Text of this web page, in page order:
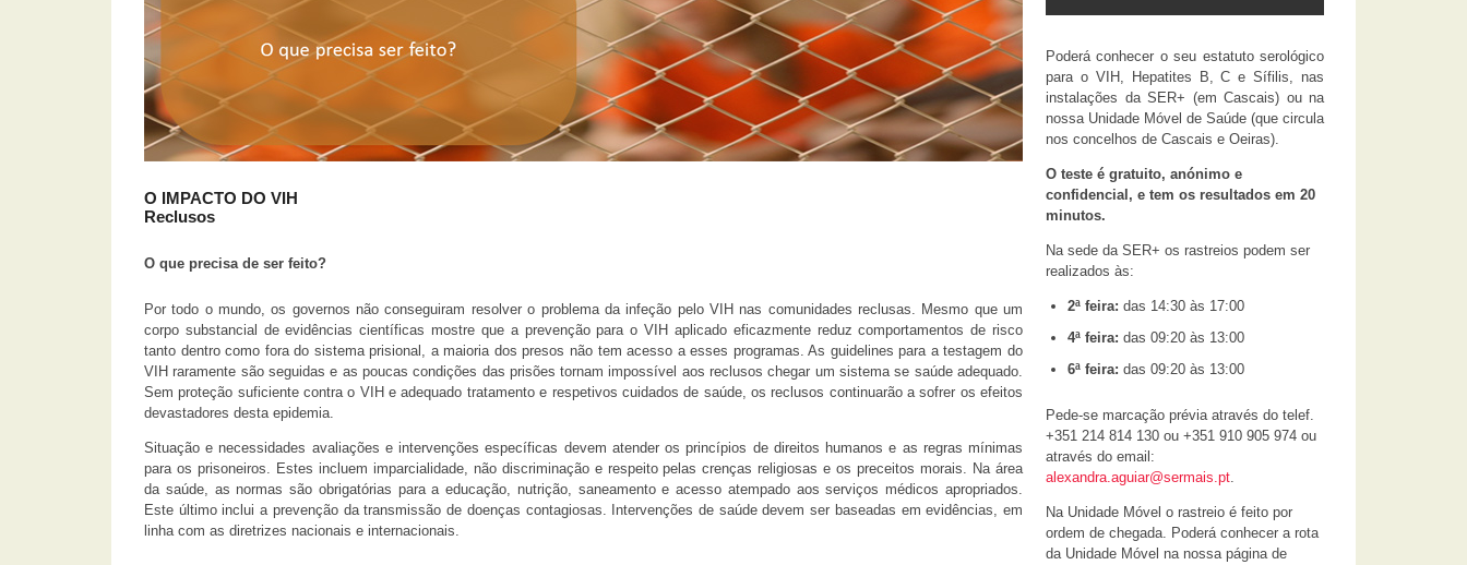
O IMPACTO DO VIH
Reclusos
O que precisa de ser feito?
Por todo o mundo, os governos não conseguiram resolver o problema da infeção pelo VIH nas comunidades reclusas. Mesmo que um
corpo substancial de evidências científicas mostre que a prevenção para o VIH aplicado eficazmente reduz comportamentos de risco
tanto dentro como fora do sistema prisional, a maioria dos presos não tem acesso a esses programas. As guidelines para a testagem do
VIH raramente são seguidas e as poucas condições das prisões tornam impossível aos reclusos chegar um sistema se saúde adequado.
Sem proteção suficiente contra o VIH e adequado tratamento e respetivos cuidados de saúde, os reclusos continuarão a sofrer os efeitos
devastadores desta epidemia.
Situação e necessidades avaliações e intervenções específicas devem atender os princípios de direitos humanos e as regras mínimas
para os prisoneiros. Estes incluem imparcialidade, não discriminação e respeito pelas crenças religiosas e os preceitos morais. Na área
da saúde, as normas são obrigatórias para a educação, nutrição, saneamento e acesso atempado aos serviços médicos apropriados.
Este último inclui a prevenção da transmissão de doenças contagiosas. Intervenções de saúde devem ser baseadas em evidências, em
linha com as diretrizes nacionais e internacionais.
Poderá conhecer o seu estatuto serológico
para o VIH, Hepatites B, C e Sífilis, nas
instalações da SER+ (em Cascais) ou na
nossa Unidade Móvel de Saúde (que circula
nos concelhos de Cascais e Oeiras).
O teste é gratuito, anónimo e
confidencial, e tem os resultados em 20
minutos.
Na sede da SER+ os rastreios podem ser
realizados às:
2ª feira: das 14:30 às 17:00
4ª feira: das 09:20 às 13:00
6ª feira: das 09:20 às 13:00
Pede-se marcação prévia através do telef.
+351 214 814 130 ou +351 910 905 974 ou
através do email:
alexandra.aguiar@sermais.pt.
Na Unidade Móvel o rastreio é feito por
ordem de chegada. Poderá conhecer a rota
da Unidade Móvel na nossa página de